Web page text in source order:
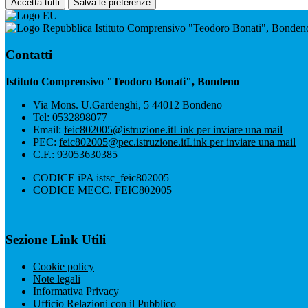
Accetta tutti Salva le preferenze
Istituto Comprensivo "Teodoro Bonati",
Contatti
Istituto Comprensivo "Teodoro Bonati", Bondeno
Via Mons. U.Gardenghi, 5 44012 Bondeno
Tel: 0532898077
Email: feic802005@istruzione.itLink per inviare una mail
PEC: feic802005@pec.istruzione.itLink per inviare una mail
C.F.: 93053630385
CODICE iPA istsc_feic802005
CODICE MECC. FEIC802005
Sezione Link Utili
Cookie policy
Note legali
Informativa Privacy
Ufficio Relazioni con il Pubblico